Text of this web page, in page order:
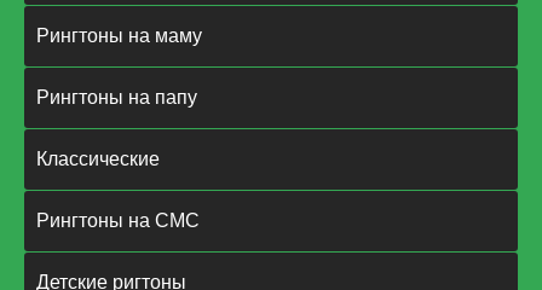
Рингтоны на маму
Рингтоны на папу
Классические
Рингтоны на СМС
Детские ригтоны